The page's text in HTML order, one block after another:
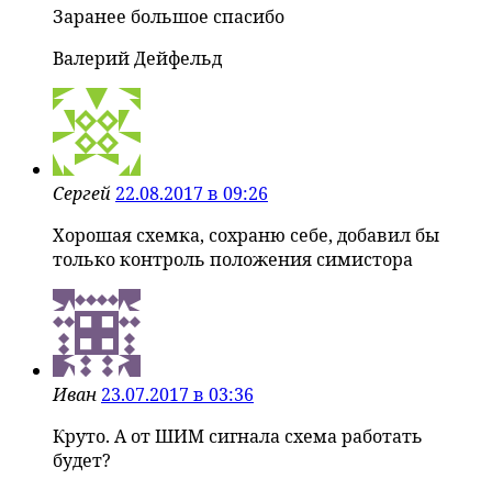
Заранее большое спасибо
Валерий Дейфельд
Сергей 22.08.2017 в 09:26
Хорошая схемка, сохраню себе, добавил бы
только контроль положения симистора
Иван 23.07.2017 в 03:36
Круто. А от ШИМ сигнала схема работать
будет?